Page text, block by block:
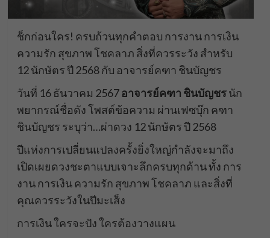
ช็กก่อนใคร! ครบถ้วนทุกคำตอบ การงาน การเงิน
ความรัก สุขภาพ โชคลาภ สิ่งที่ควรระวัง สำหรับ
12 นักษัตร ปี 2568 กับ อาจารย์คฑา ชินบัญชร
วันที่ 16 ธันวาคม 2567อาจารย์คฑา ชินบัญชรนัก
พยากรณ์ชื่อดัง โพสต์ข้อความ ผ่านเฟซบุ๊ก คฑา
ชินบัญชร ระบุว่า…ผ่าดวง 12 นักษัตร ปี 2568
ปีแห่งการเปลี่ยนแปลงครั้งยิ่งใหญ่กำลังจะมาถึง
เปิดเผยดวงชะตาแบบเจาะลึกครบทุกด้าน ทั้ง การ
งาน การเงิน ความรัก สุขภาพ โชคลาภ และสิ่งที่
คุณควรระวังในปีมะเส็ง
การเงิน ใครจะปัง ใครต้องวางแผน